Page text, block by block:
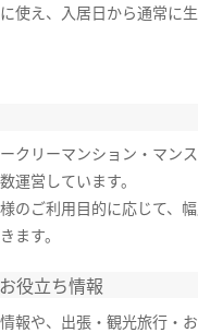
使え、入居日から通常に生
クリーマンション・マン
運営しています。
のご利用目的に応じて、
ます。
役立ち情報
報や、出張・観光旅行・